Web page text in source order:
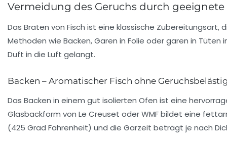
Vermeidung des Geruchs durch
Das Braten von Fisch ist eine klassische
Methoden wie Backen, Garen in Folie oder garen in
Duft in die Luft gelangt.
Backen – Aromatischer Fisch ohne
Das Backen in einem gut isolierten Ofen ist eine
Glasbackform von Le Creuset oder WMF bildet eine
(425 Grad Fahrenheit) und die Garzeit beträgt je nach